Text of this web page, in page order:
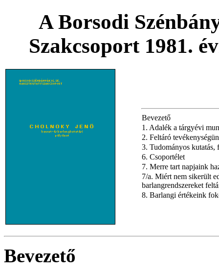
A Borsodi
Szakcsoport 1981.
Bevezető
1. Adalék a tárgyévi
2. Feltáró
3. Tudományos kutatás,
6. Csoportélet
7. Merre tart napjaink
7/a. Miért nem sikerült
barlangrendszereket
8. Barlangi értékeink
Bevezető